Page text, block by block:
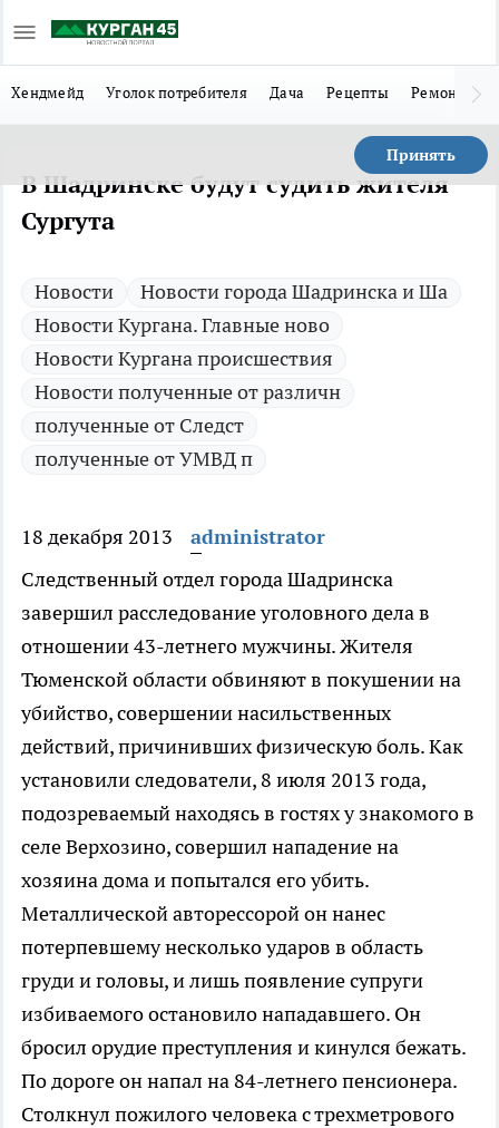
Хендмейд Уголок потребителя Дача Рецепты Ремонт
Принять
В Шадринске будут судить жителя
Сургута
Новости
Новости города Шадринска и Ша
Новости Кургана. Главные ново
Новости Кургана происшествия
Новости полученные от различн
полученные от Следст
полученные от УМВД п
18 декабря 2013
administrator
Следственный отдел города Шадринска
завершил расследование уголовного дела в
отношении 43-летнего мужчины.Жителя
Тюменской области обвиняют в покушении на
убийство, совершении насильственных
действий, причинивших физическую боль. Как
установили следователи, 8 июля 2013 года,
подозреваемый находясь в гостях у знакомого в
селе Верхозино, совершил нападение на
хозяина дома и попытался его убить.
Металлической авторессорой он нанес
потерпевшему несколько ударов в область
груди и головы, и лишь появление супруги
избиваемого остановило нападавшего. Он
бросил орудие преступления и кинулся бежать.
По дороге он напал на 84-летнего пенсионера.
Столкнул пожилого человека с трехметрового